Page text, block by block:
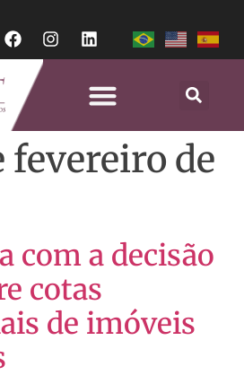
fevereiro de
com a decisão
cotas
de imóveis